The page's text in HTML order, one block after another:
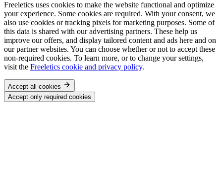
Freeletics uses cookies to make the website functional and optimize
your experience. Some cookies are required. With your consent, we
also use cookies or tracking pixels for marketing purposes. Some of
this data is shared with our advertising partners. These help us
improve our offers, and display tailored content and ads here and on
our partner websites. You can choose whether or not to accept these
non-required cookies. To learn more, or to change your settings,
visit the Freeletics cookie and privacy policy.
Accept all cookies
Accept only required cookies